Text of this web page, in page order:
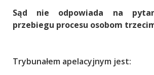
Sąd nie odpowiada na
przebiegu procesu osobom
Trybunałem apelacyjnym jest: